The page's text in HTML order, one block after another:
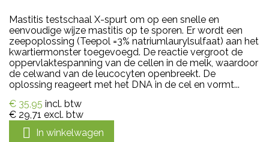
Mastitis testschaal X-spurt om op een snelle en
eenvoudige wijze mastitis op te sporen. Er wordt een
zeepoplossing (Teepol =3% natriumlaurylsulfaat) aan het
kwartiermonster toegevoegd. De reactie vergroot de
oppervlaktespanning van de cellen in de melk, waardoor
de celwand van de leucocyten openbreekt. De
oplossing reageert met het DNA in de cel en vormt...
€ 35,95 incl. btw
€ 29,71 excl. btw
 In winkelwagen